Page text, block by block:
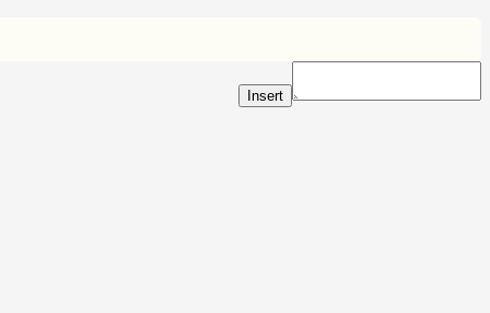
Insert